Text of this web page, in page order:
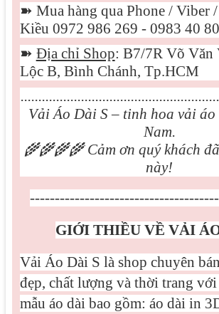
➽ Mua hàng qua Phone / Viber
Kiều 0972 986 269 - 0983 40
➽ Địa chỉ Shop: B7/7R Võ Văn
Lộc B, Bình Chánh, Tp.HCM
Vải Áo Dài S – tinh hoa vải áo
Nam.
🌾🌾🌾🌾Cảm ơn quý khách
này!
GIỚI THIỀU VỀ VẢI
Vải Áo Dài S là shop chuyên
đẹp, chất lượng và thời trang
mẫu áo dài bao gồm: áo dài in